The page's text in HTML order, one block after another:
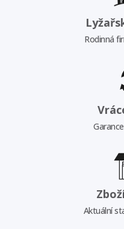
Rodinná
Aktuální